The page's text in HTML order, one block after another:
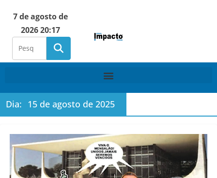
7 de agosto de
2026 20:17
Dia: 15 de agosto de 2025